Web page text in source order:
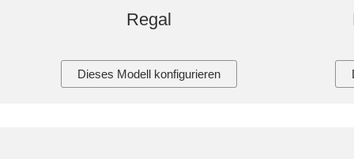
Regal
Dieses Modell konfigurieren